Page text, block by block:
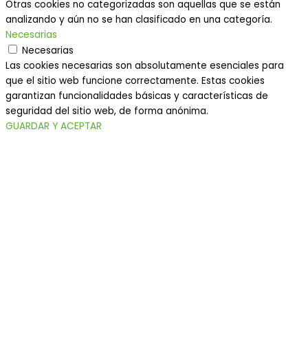
Otras cookies no categorizadas son aquellas que se están
analizando y aún no se han clasificado en una categoría.
Necesarias
Necesarias
Las cookies necesarias son absolutamente esenciales para
que el sitio web funcione correctamente. Estas cookies
garantizan funcionalidades básicas y características de
seguridad del sitio web, de forma anónima.
GUARDAR Y ACEPTAR